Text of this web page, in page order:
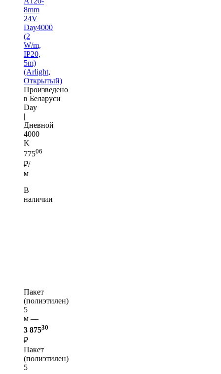
8mm
24V
Day4000
(2
W/m,
IP20,
5m)
(Arlight,
Открытый)
Произведено
в Беларуси
Day
|
Дневной
4000
K
77506
₽/
м
В
наличии
Пакет
(полиэтилен)
5
м —
3 87530
₽
Пакет
(полиэтилен)
5